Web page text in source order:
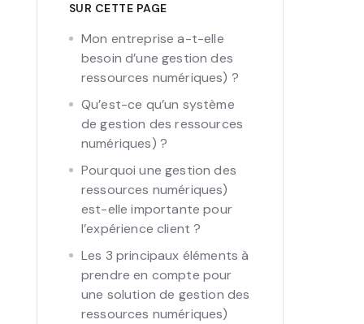
SUR CETTE PAGE
Mon entreprise a-t-elle
besoin d’une gestion des
ressources numériques) ?
Qu’est-ce qu’un système
de gestion des ressources
numériques) ?
Pourquoi une gestion des
ressources numériques)
est-elle importante pour
l’expérience client ?
Les 3 principaux éléments à
prendre en compte pour
une solution de gestion des
ressources numériques)